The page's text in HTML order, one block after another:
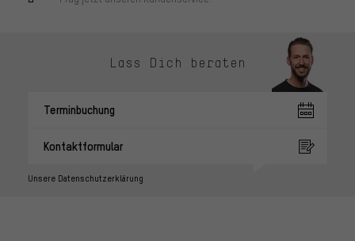
Lass Dich beraten
Terminbuchung
Kontaktformular
Unsere Datenschutzerklärung